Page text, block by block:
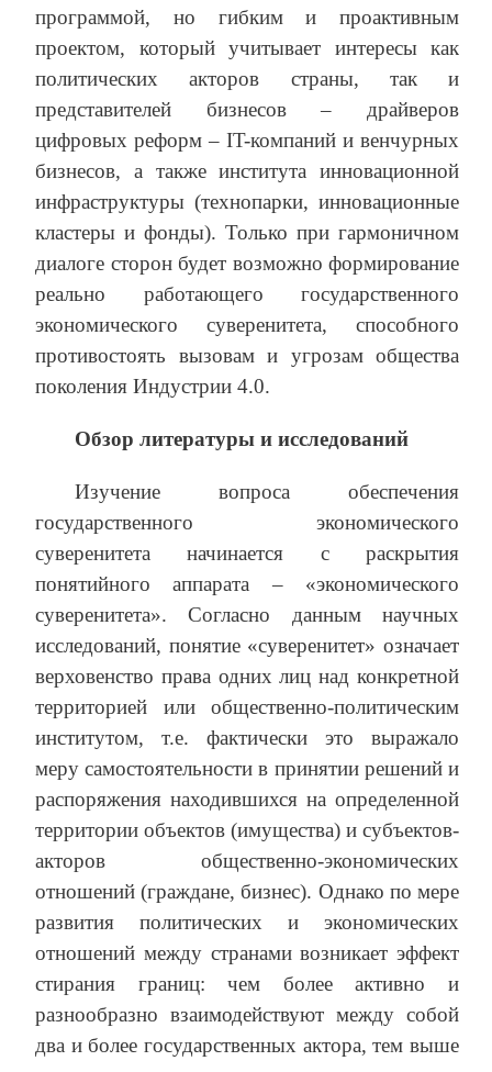
программой, но гибким и проактивным
проектом, который учитывает интересы как
политических акторов страны, так и
представителей бизнесов – драйверов
цифровых реформ – IT-компаний и венчурных
бизнесов, а также института инновационной
инфраструктуры (технопарки, инновационные
кластеры и фонды). Только при гармоничном
диалоге сторон будет возможно формирование
реально работающего государственного
экономического суверенитета, способного
противостоять вызовам и угрозам общества
поколения Индустрии 4.0.
Обзор литературы и исследований
Изучение вопроса обеспечения
государственного экономического
суверенитета начинается с раскрытия
понятийного аппарата – «экономического
суверенитета». Согласно данным научных
исследований, понятие «суверенитет» означает
верховенство права одних лиц над конкретной
территорией или общественно-политическим
институтом, т.е. фактически это выражало
меру самостоятельности в принятии решений и
распоряжения находившихся на определенной
территории объектов (имущества) и субъектов-
акторов общественно-экономических
отношений (граждане, бизнес). Однако по мере
развития политических и экономических
отношений между странами возникает эффект
стирания границ: чем более активно и
разнообразно взаимодействуют между собой
два и более государственных актора, тем выше